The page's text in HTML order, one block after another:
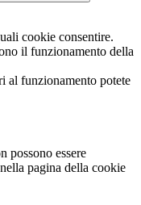
cookie consentire.
il funzionamento della
al funzionamento potete
possono essere
pagina della cookie